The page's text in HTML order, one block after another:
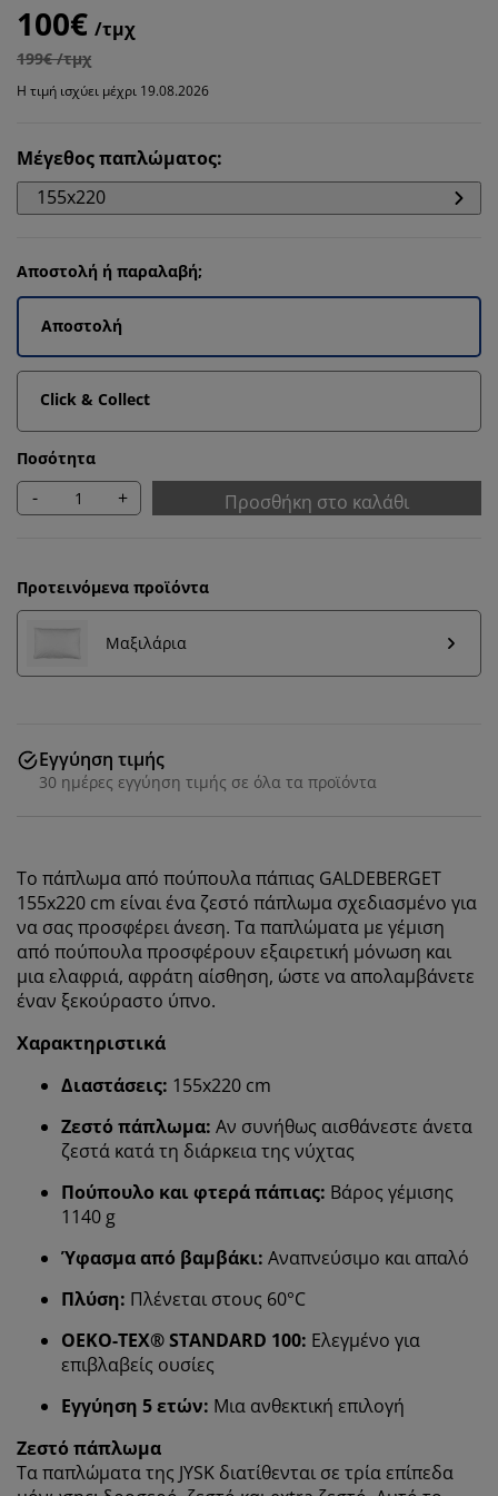
100€ /τμχ
199€ /τμχ
Η τιμή ισχύει μέχρι 19.08.2026
Μέγεθος παπλώματος:
155x220
Αποστολή ή παραλαβή;
Αποστολή
Click & Collect
Ποσότητα
- + Προσθήκη στο καλάθι
Προτεινόμενα προϊόντα
Μαξιλάρια
Εγγύηση τιμής
30 ημέρες εγγύηση τιμής σε όλα τα προϊόντα
Το πάπλωμα από πούπουλα πάπιας GALDEBERGET
155x220 cm είναι ένα ζεστό πάπλωμα σχεδιασμένο για
να σας προσφέρει άνεση. Τα παπλώματα με γέμιση
από πούπουλα προσφέρουν εξαιρετική μόνωση και
μια ελαφριά, αφράτη αίσθηση, ώστε να απολαμβάνετε
έναν ξεκούραστο ύπνο.
Χαρακτηριστικά
Διαστάσεις: 155x220 cm
Ζεστό πάπλωμα: Αν συνήθως αισθάνεστε άνετα
ζεστά κατά τη διάρκεια της νύχτας
Πούπουλο και φτερά πάπιας: Βάρος γέμισης
1140 g
Ύφασμα από βαμβάκι: Αναπνεύσιμο και απαλό
Πλύση: Πλένεται στους 60°C
OEKO-TEX® STANDARD 100: Ελεγμένο για
επιβλαβείς ουσίες
Εγγύηση 5 ετών: Μια ανθεκτική επιλογή
Ζεστό πάπλωμα
Τα παπλώματα της JYSK διατίθενται σε τρία επίπεδα
Εξατομικεύουμε την εμπειρία σας
Στη JYSK χρησιμοποιούμε cookies και αναγνωριστικά
κινητών τηλεφώνων για να εξασφαλίσουμε μια καλή
εμπειρία κατά την επίσκεψη στον ιστότοπό μας. Τα
cookies συλλέγουν πληροφορίες σχετικά με εσάς για